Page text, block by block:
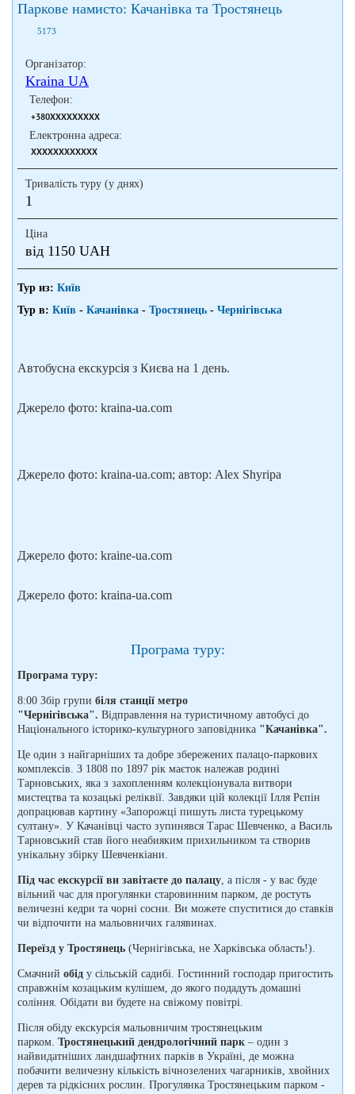
Паркове намисто: Качанівка та Тростянець
5173
Організатор:
Kraina UA
Телефон:
+380XXXXXXXXX
Електронна адреса:
XXXXXXXXXXXX
Тривалість туру (у днях)
1
Ціна
від 1150 UAH
Тур из: Київ
Тур в: Київ - Качанівка - Тростянець - Чернігівська
Автобусна екскурсія з Києва на 1 день.
Джерело фото: kraina-ua.com
Джерело фото: kraina-ua.com; автор: Alex Shyripa
Джерело фото: kraine-ua.com
Джерело фото: kraina-ua.com
Програма туру:
Програма туру:
8:00 Збір групи біля станції метро
"Чернігівська". Відправлення на туристичному автобусі до
Національного історико-культурного заповідника "Качанівка".
Це один з найгарніших та добре збережених палацо-паркових
комплексів. З 1808 по 1897 рік маєток належав родині
Тарновських, яка з захопленням колекціонувала витвори
мистецтва та козацькі реліквії. Завдяки цій колекції Ілля Рєпін
допрацював картину «Запорожці пишуть листа турецькому
султану». У Качанівці часто зупинявся Тарас Шевченко, а Василь
Тарновський став його неабияким прихильником та створив
унікальну збірку Шевченкіани.
Під час екскурсії ви завітаєте до палацу, а після - у вас буде
вільний час для прогулянки старовинним парком, де ростуть
величезні кедри та чорні сосни. Ви можете спуститися до ставків
чи відпочити на мальовничих галявинах.
Переїзд у Тростянець (Чернігівська, не Харківська область!).
Смачний обід у сільській садибі. Гостинний господар пригостить
справжнім козацьким кулішем, до якого подадуть домашні
соління. Обідати ви будете на свіжому повітрі.
Після обіду екскурсія мальовничим тростянецьким
парком. Тростянецький дендрологічний парк – один з
найвидатніших ландшафтних парків в Україні, де можна
побачити величезну кількість вічнозелених чагарників, хвойних
дерев та рідкісних рослин. Прогулянка Тростянецьким парком -